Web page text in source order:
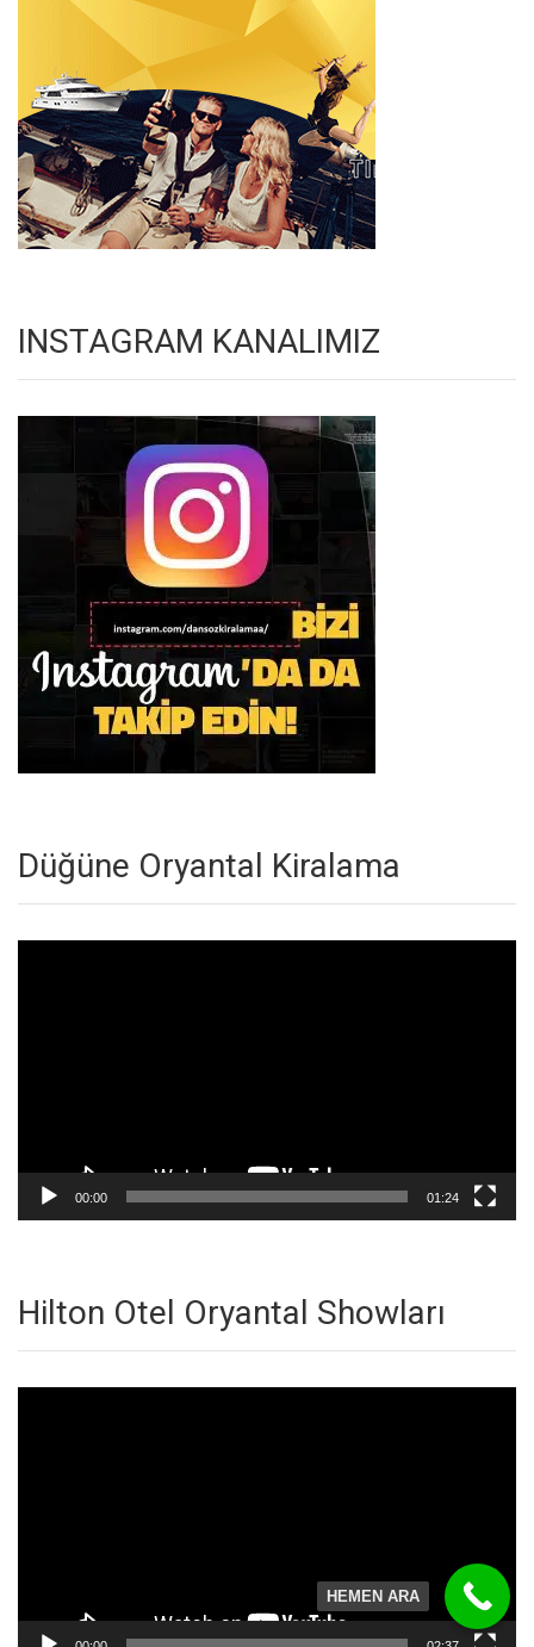
INSTAGRAM KANALIMIZ
Düğüne Oryantal Kiralama
00:00 01:24
Hilton Otel Oryantal Showları
HEMEN ARA